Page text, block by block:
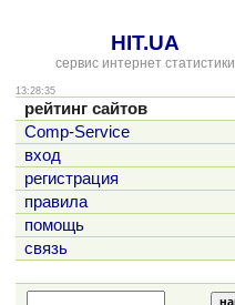
HIT.UA
сервис интернет статистики
13:28:35
рейтинг сайтов
Comp-Service
вход
регистрация
правила
помощь
связь